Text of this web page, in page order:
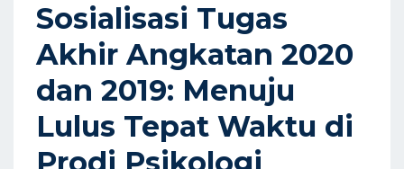
O
N
Sosialisasi Tugas
Akhir Angkatan 2020
dan 2019: Menuju
Lulus Tepat Waktu di